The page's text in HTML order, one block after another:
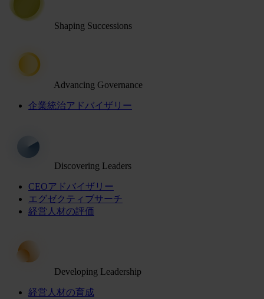
Shaping Successions
Advancing Governance
企業統治アドバイザリー
Discovering Leaders
CEOアドバイザリー
エグゼクティブサーチ
経営人材の評価
Developing Leadership
経営人材の育成